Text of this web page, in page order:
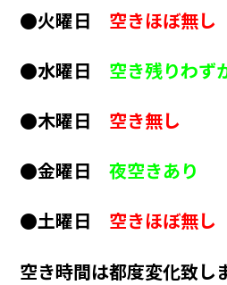
●火曜日 空きほぼ無し
●水曜日 空き残りわず
●木曜日 空き無し
●金曜日夜空きあり
●土曜日 空きほぼ無し
空き時間は都度変化致し